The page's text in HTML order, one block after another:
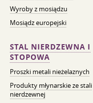
Wyroby z mosiądzu
Mosiądz europejski
STAL NIERDZEWNA I
STOPOWA
Proszki metali nieżelaznych
Produkty młynarskie ze stali
nierdzewnej